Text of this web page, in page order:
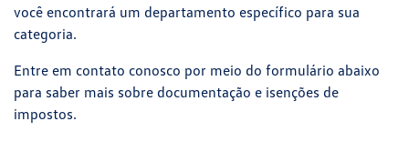
você encontrará um departamento específico para sua
categoria.
Entre em contato conosco por meio do formulário abaixo
para saber mais sobre documentação e isenções de
impostos.